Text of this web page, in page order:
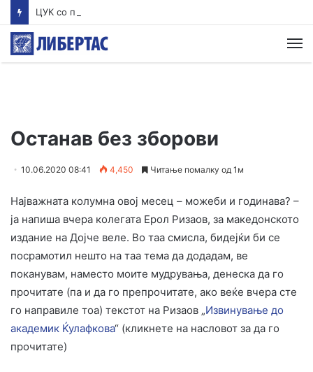
Останав без зборови
10.06.2020 08:41 4,450 Читање помалку од 1м
Најважната колумна овој месец – можеби и годинава? –
ја напиша вчера колегата Ерол Ризаов, за македонското
издание на Дојче веле. Во таа смисла, бидејќи би се
посрамотил нешто на таа тема да додадам, ве
поканувам, наместо моите мудрувања, денеска да го
прочитате (па и да го препрочитате, ако веќе вчера сте
го направиле тоа) текстот на Ризаов „Извинување до
академик Ќулафкова“ (кликнете на насловот за да го
прочитате)